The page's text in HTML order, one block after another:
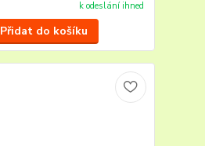
k odeslání ihned
Přidat do košíku